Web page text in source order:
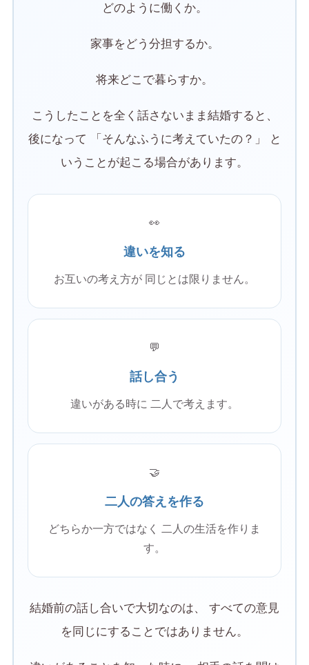
どのように働くか。
家事をどう分担するか。
将来どこで暮らすか。
こうしたことを全く話さないまま結婚すると、
後になって 「そんなふうに考えていたの？」 と
いうことが起こる場合があります。
👀
違いを知る
お互いの考え方が 同じとは限りません。
💬
話し合う
違いがある時に 二人で考えます。
🤝
二人の答えを作る
どちらか一方ではなく 二人の生活を作りま
す。
結婚前の話し合いで大切なのは、 すべての意見
を同じにすることではありません。